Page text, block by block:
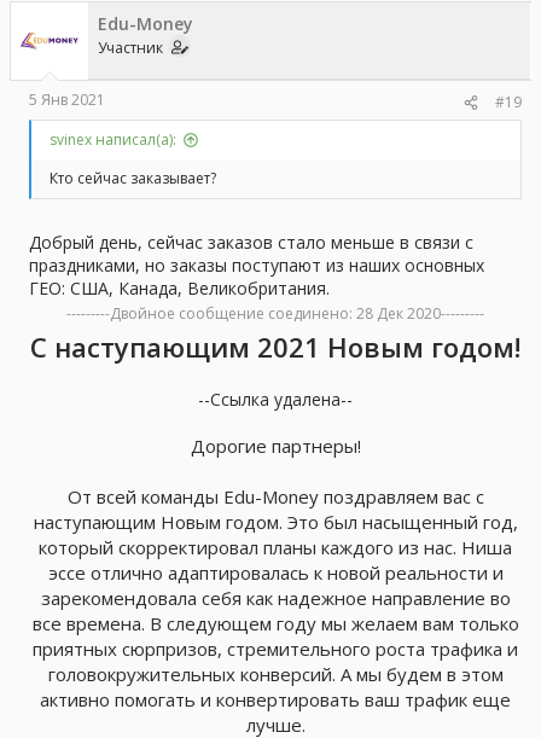
Edu-Money
Участник
5 Янв 2021
#19
svinex написал(а):
Кто сейчас заказывает?
Добрый день, сейчас заказов стало меньше в связи с
праздниками, но заказы поступают из наших основных
ГЕО: США, Канада, Великобритания.
---------Двойное сообщение соединено: 28 Дек 2020---------
С наступающим 2021 Новым годом!
--Ссылка удалена--
Дорогие партнеры!
От всей команды Edu-Money поздравляем вас с
наступающим Новым годом. Это был насыщенный год,
который скорректировал планы каждого из нас. Ниша
эссе отлично адаптировалась к новой реальности и
зарекомендовала себя как надежное направление во
все времена. В следующем году мы желаем вам только
приятных сюрпризов, стремительного роста трафика и
головокружительных конверсий. А мы будем в этом
активно помогать и конвертировать ваш трафик еще
лучше.